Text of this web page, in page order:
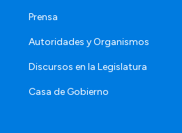
Prensa
Autoridades y Organismos
Discursos en la Legislatura
Casa de Gobierno